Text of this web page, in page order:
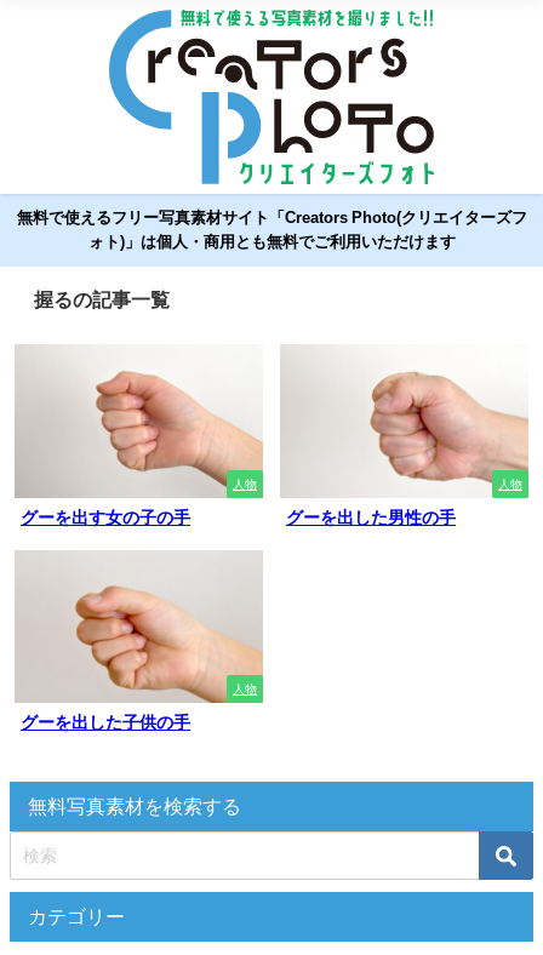
無料で使えるフリー写真素材サイト「Creators Photo(クリエイターズフ
ォト)」は個人・商用とも無料でご利用いただけます
握るの記事一覧
人物
グーを出す女の子の手
人物
グーを出した男性の手
人物
グーを出した子供の手
無料写真素材を検索する
カテゴリー